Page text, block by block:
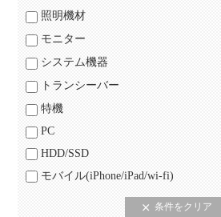
照明機材
モニター
システム機器
トランシーバー
特機
PC
HDD/SSD
モバイル(iPhone/iPad/wi-fi)